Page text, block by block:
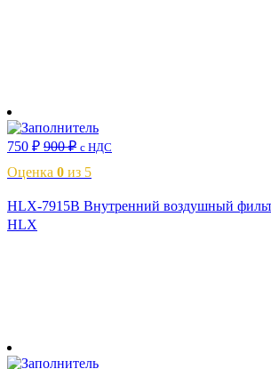
750 ₽ 900₽ с НДС
Оценка 0 из 5
HLX-7915B Внутренний воздушный
HLX